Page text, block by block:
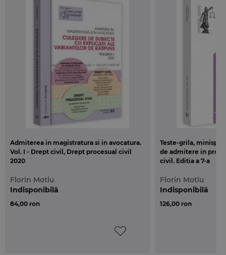
dreptul romanesc care isi propune sa cerceteze
sistematic riscurile in contracte, atat in
reglementarea fostului Cod civil (1864) cat si din
perspectiva noului Cod civil (2009).
Prof. univ. dr. Corneliu Birsan
Admiterea in magistratura si in avocatura.
Vol. I - Drept civil, Drept procesual civil
2020
Florin Motiu
84,00 ron
Indisponibilă
Teste-grila,
de admitere in
civil. Editia a 7-a
Florin Motiu
126,00 ron
Indisponibilă